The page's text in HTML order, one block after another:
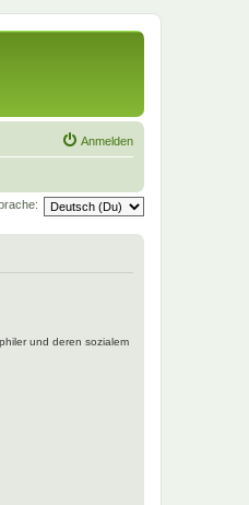
Anmelden
und deren sozialem